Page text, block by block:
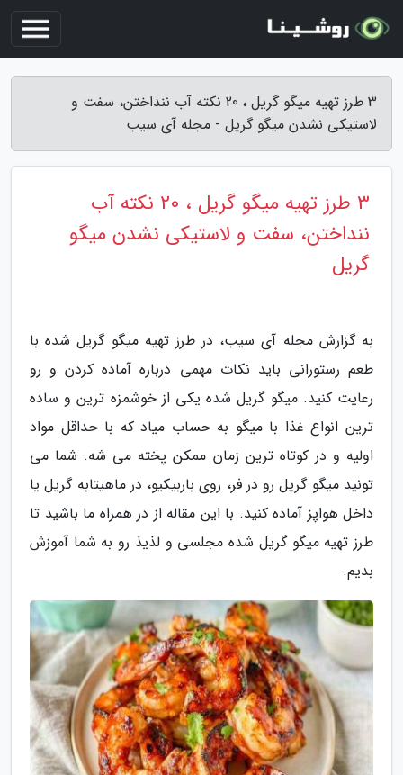
3 طرز تهیه میگو گریل ، 20 نکته آب ننداختن، سفت و
لاستیکی نشدن میگو گریل - مجله آی سیب
3 طرز تهیه میگو گریل ، 20 نکته آب
ننداختن، سفت و لاستیکی نشدن میگو
گریل
به گزارش مجله آی سیب، در طرز تهیه میگو گریل شده با
طعم رستورانی باید نکات مهمی درباره آماده کردن و رو
رعایت کنید. میگو گریل شده یکی از خوشمزه ترین و ساده
ترین انواع غذا با میگو به حساب میاد که با حداقل مواد
اولیه و در کوتاه ترین زمان ممکن پخته می شه. شما می
تونید میگو گریل رو در فر، روی باربیکیو، در ماهیتابه گریل یا
داخل هواپز آماده کنید. با این مقاله از در همراه ما باشید تا
طرز تهیه میگو گریل شده مجلسی و لذیذ رو به شما آموزش
بدیم.